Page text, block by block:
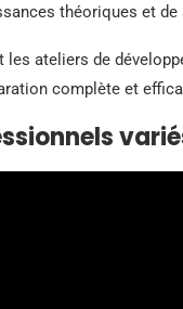
théoriques et
ateliers de
complète et